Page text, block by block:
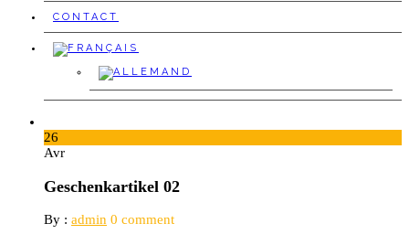
CONTACT
26
Avr
Geschenkartikel 02
By : admin 0 comment